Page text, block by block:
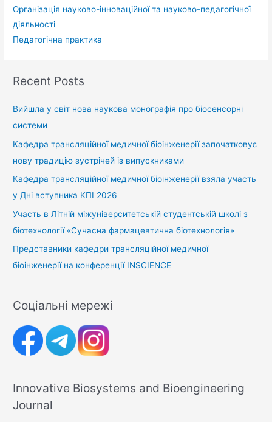
Організація науково-інноваційної та науково-педагогічної
діяльності
Педагогічна практика
Recent Posts
Вийшла у світ нова наукова монографія про біосенсорні
системи
Кафедра трансляційної медичної біоінженерії започатковує
нову традицію зустрічей із випускниками
Кафедра трансляційної медичної біоінженерії взяла участь
у Дні вступника КПІ 2026
Участь в Літній міжуніверситетській студентській школі з
біотехнології «Сучасна фармацевтична біотехнологія»
Представники кафедри трансляційної медичної
біоінженерії на конференції INSCIENCE
Соціальні мережі
Innovative Biosystems and Bioengineering
Journal